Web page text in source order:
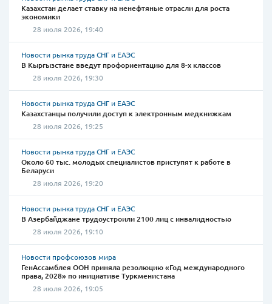
Казахстан делает ставку на ненефтяные отрасли для роста
экономики
28 июля 2026, 19:40
Новости рынка труда СНГ и ЕАЭС
В Кыргызстане введут профориентацию для 8-х классов
28 июля 2026, 19:30
Новости рынка труда СНГ и ЕАЭС
Казахстанцы получили доступ к электронным медкнижкам
28 июля 2026, 19:25
Новости рынка труда СНГ и ЕАЭС
Около 60 тыс. молодых специалистов приступят к работе в
Беларуси
28 июля 2026, 19:20
Новости рынка труда СНГ и ЕАЭС
В Азербайджане трудоустроили 2100 лиц с инвалидностью
28 июля 2026, 19:10
Новости профсоюзов мира
ГенАссамблея ООН приняла резолюцию «Год международного
права, 2028» по инициативе Туркменистана
28 июля 2026, 19:05